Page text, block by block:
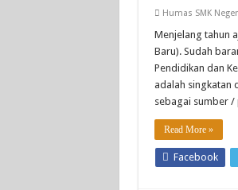
Humas SMK
Menjelang tahun
Baru). Sudah
Pendidikan dan
adalah singkatan
sebagai sumber
Read More »
Facebook